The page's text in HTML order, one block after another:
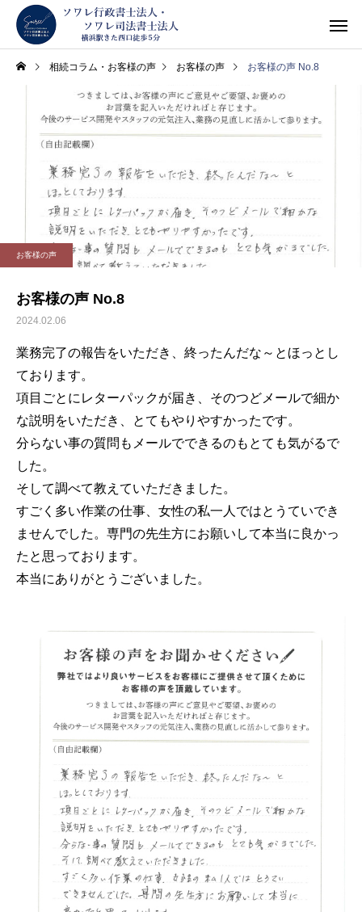
相続コラム・お客様の声 お客様の声 お客様の声 No.8
お客様の声
お客様の声 No.8
2024.02.06
業務完了の報告をいただき、終ったんだな～とほっとし
ております。
項目ごとにレターパックが届き、そのつどメールで細か
な説明をいただき、とてもやりやすかったです。
分らない事の質問もメールでできるのもとても気がるで
した。
そして調べて教えていただきました。
すごく多い作業の仕事、女性の私一人ではとうていでき
ませんでした。専門の先生方にお願いして本当に良かっ
たと思っております。
本当にありがとうございました。